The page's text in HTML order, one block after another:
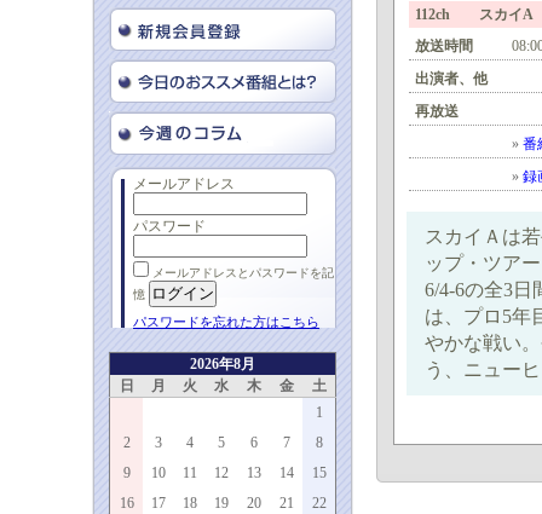
メールアドレス
パスワード
メールアドレスとパスワードを記
憶
パスワードを忘れた方はこちら
2026年8月
日
月 火 水 木 金
土
1
2
3 4 5 6 7
8
9
10 11 12 13 14
15
16
17 18 19 20 21
22
112ch スカイA
放送時間
出演者、他
再放送
» 番
» 録
スカイＡは
ップ・ツア
6/4-6の全3
は、プロ5年
やかな戦い
う、ニュー